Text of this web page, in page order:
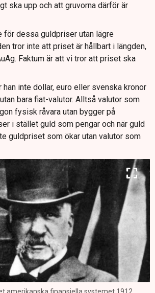
ska upp och att gruvorna därför är
för dessa guldpriser utan lägre
tror inte att priset är hållbart i längden,
Faktum är att vi tror att priset ska
inte dollar, euro eller svenska kronor
bara fiat-valutor. Alltså valutor som
fysisk råvara utan bygger på
i stället guld som pengar och när guld
guldpriset som ökar utan valutor som